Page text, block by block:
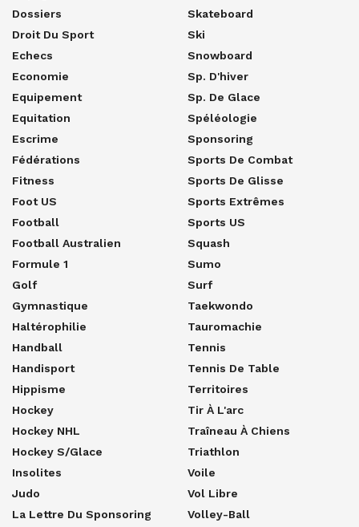
Dossiers
Droit Du Sport
Echecs
Economie
Equipement
Equitation
Escrime
Fédérations
Fitness
Foot US
Football
Football Australien
Formule 1
Golf
Gymnastique
Haltérophilie
Handball
Handisport
Hippisme
Hockey
Hockey NHL
Hockey S/glace
Insolites
Judo
La Lettre Du Sponsoring
Skateboard
Ski
Snowboard
Sp. D'hiver
Sp. De Glace
Spéléologie
Sponsoring
Sports De Combat
Sports De Glisse
Sports Extrêmes
Sports US
Squash
Sumo
Surf
Taekwondo
Tauromachie
Tennis
Tennis De Table
Territoires
Tir À L'arc
Traîneau À Chiens
Triathlon
Voile
Vol Libre
Volley-Ball